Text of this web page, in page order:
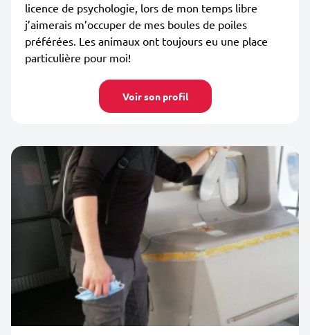
licence de psychologie, lors de mon temps libre
j’aimerais m’occuper de mes boules de poiles
préférées. Les animaux ont toujours eu une place
particulière pour moi!
Voir son profil